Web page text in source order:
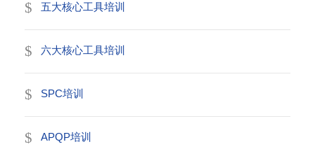
五大核心工具培训
六大核心工具培训
SPC培训
APQP培训